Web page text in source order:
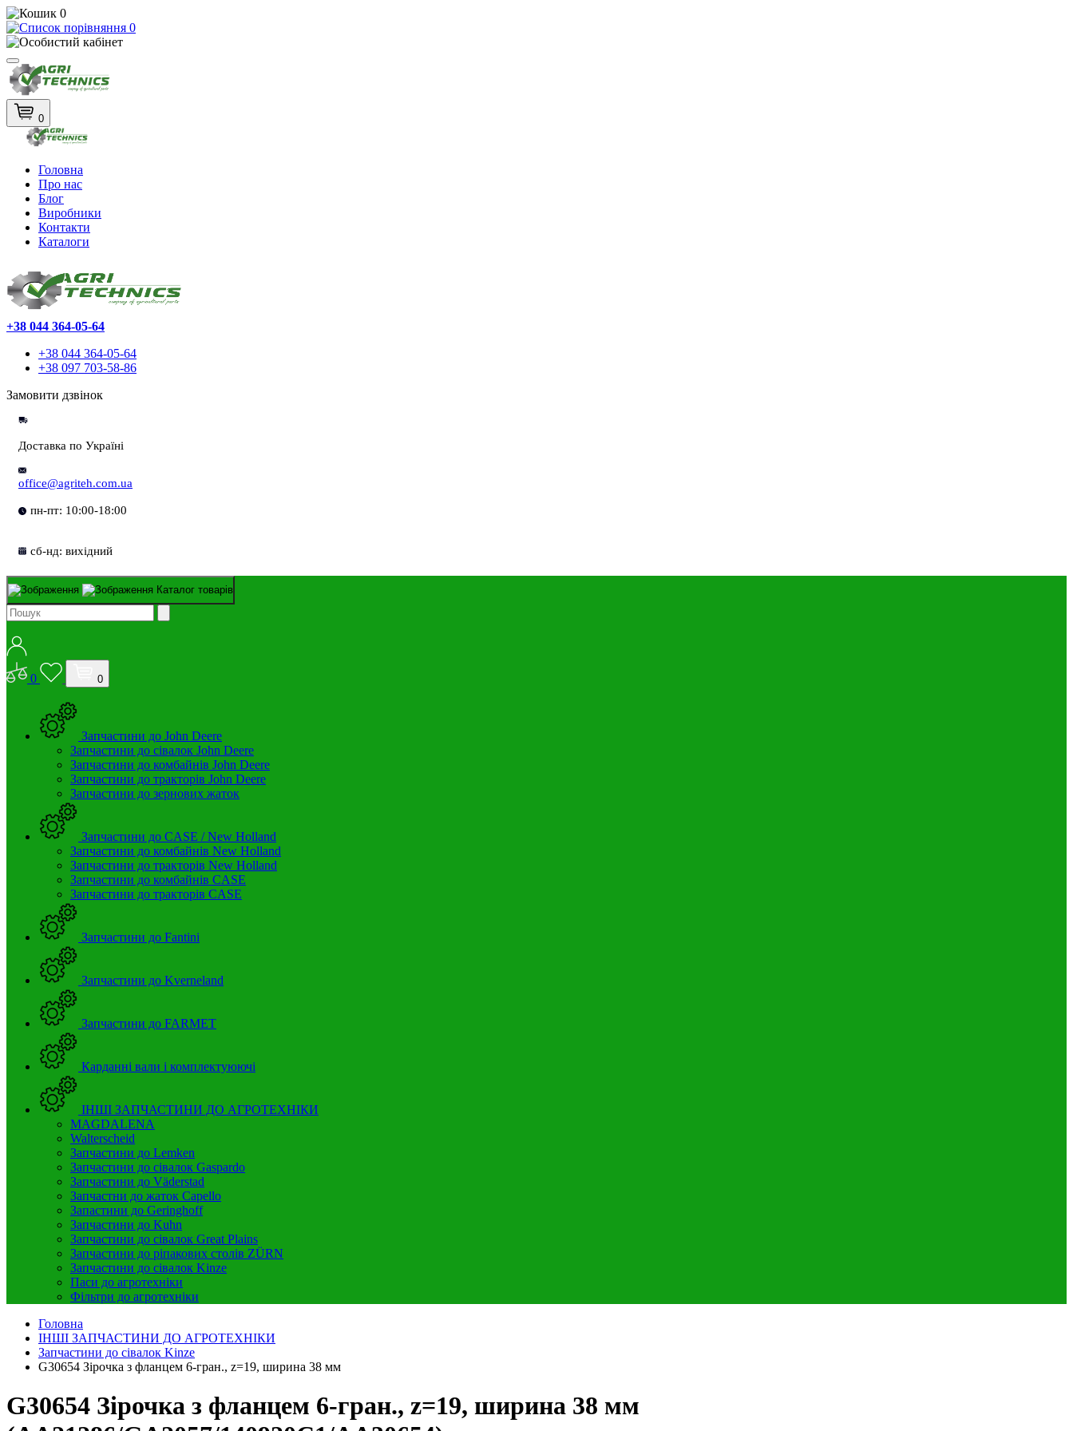
0
0
0
Головна
Про нас
Блог
Виробники
Контакти
Каталоги
+38 044 364-05-64
+38 044 364-05-64
+38 097 703-58-86
Замовити дзвінок
Доставка по Україні
office@agriteh.com.ua
пн-пт: 10:00-18:00
сб-нд: вихідний
Каталог товарів
0 0
Запчастини до John Deere
Запчастини до сівалок John Deere
Запчастини до комбайнів John Deere
Запчастини до тракторів John Deere
Запчастини до зернових жаток
Запчастини до CASE / New Holland
Запчастини до комбайнів New Holland
Запчастини до тракторів New Holland
Запчастини до комбайнів CASE
Запчастини до тракторів CASE
Запчастини до Fantini
Запчастини до Kverneland
Запчастини до FARMET
Карданні вали і комплектуюючі
ІНШІ ЗАПЧАСТИНИ ДО АГРОТЕХНІКИ
MAGDALENA
Walterscheid
Запчастини до Lemken
Запчастини до сівалок Gaspardo
Запчастини до Väderstad
Запчастни до жаток Capello
Запастини до Geringhoff
Запчастини до Kuhn
Запчастини до сівалок Great Plains
Запчастини до ріпакових столів ZÜRN
Запчастини до сівалок Kinze
Паси до агротехніки
Фільтри до агротехніки
Головна
ІНШІ ЗАПЧАСТИНИ ДО АГРОТЕХНІКИ
Запчастини до сівалок Kinze
G30654 Зірочка з фланцем 6-гран., z=19, ширина 38 мм
G30654 Зірочка з фланцем 6-гран., z=19, ширина 38 мм